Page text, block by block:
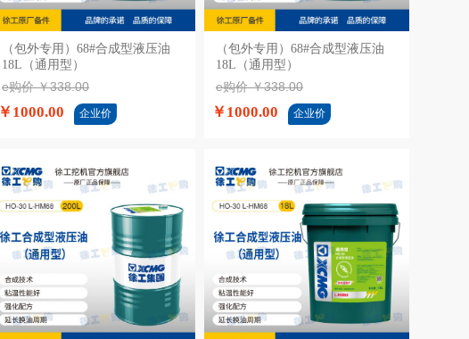
加入购物车
（包外专用）68#合成型液压油
18L（通用型）
e购价 ￥338.00
￥1000.00 企业价
加入购物车
（包外专用）68#合成型液压油
18L（通用型）
e购价 ￥338.00
￥1000.00 企业价